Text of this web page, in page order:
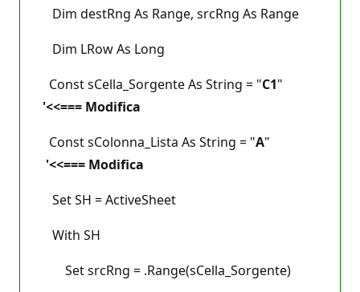
Dim destRng As Range, srcRng As Range
Dim LRow As Long
Const sCella_Sorgente As String = "C1"
'<<=== Modifica
Const sColonna_Lista As String = "A"
'<<=== Modifica
Set SH = ActiveSheet
With SH
Set srcRng = .Range(sCella_Sorgente)